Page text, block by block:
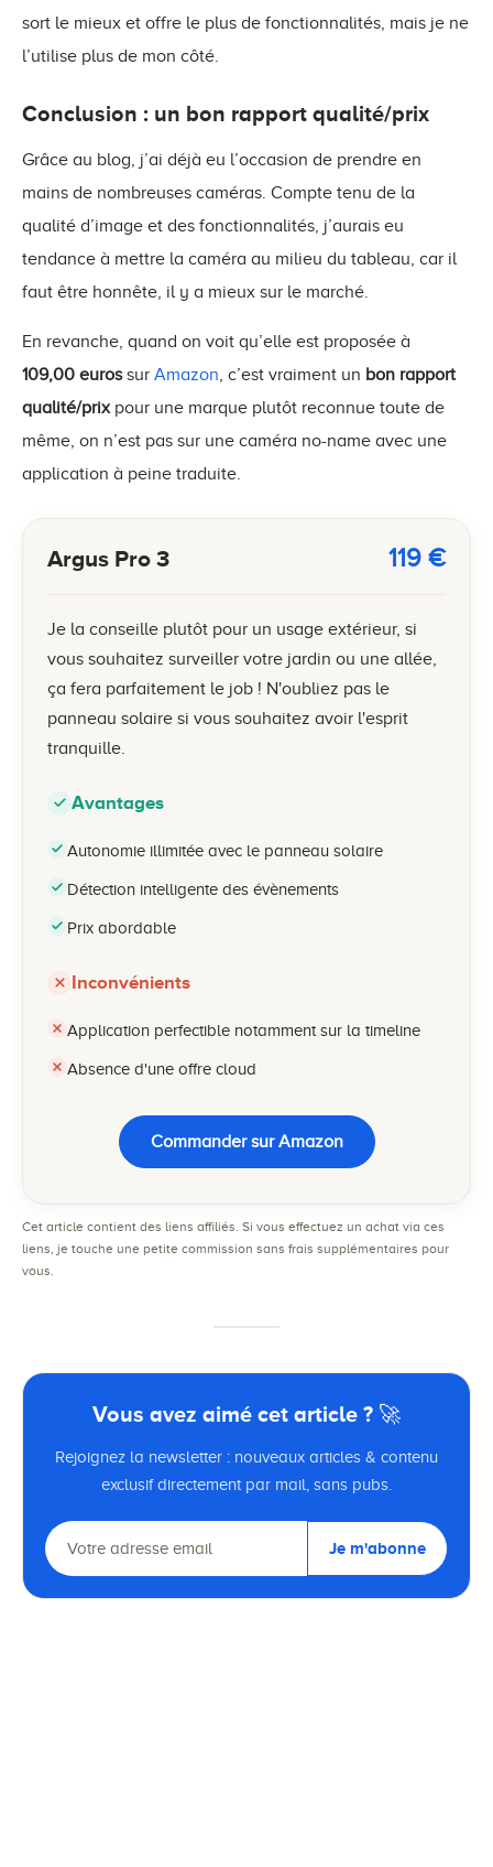
sort le mieux et offre le plus de fonctionnalités, mais je ne
l’utilise plus de mon côté.
Conclusion : un bon rapport qualité/prix
Grâce au blog, j’ai déjà eu l’occasion de prendre en
mains de nombreuses caméras. Compte tenu de la
qualité d’image et des fonctionnalités, j’aurais eu
tendance à mettre la caméra au milieu du tableau, car il
faut être honnête, il y a mieux sur le marché.
En revanche, quand on voit qu’elle est proposée à
109,00 eurossur Amazon, c’est vraiment un bon rapport
qualité/prixpour une marque plutôt reconnue toute de
même, on n’est pas sur une caméra no-name avec une
application à peine traduite.
Argus Pro 3 119 €
Je la conseille plutôt pour un usage extérieur, si
vous souhaitez surveiller votre jardin ou une allée,
ça fera parfaitement le job ! N'oubliez pas le
panneau solaire si vous souhaitez avoir l'esprit
tranquille.
Avantages
Autonomie illimitée avec le panneau solaire
Détection intelligente des évènements
Prix abordable
Inconvénients
Application perfectible notamment sur la timeline
Absence d'une offre cloud
Commander sur Amazon
Cet article contient des liens affiliés. Si vous effectuez un achat via ces
liens, je touche une petite commission sans frais supplémentaires pour
vous.
Vous avez aimé cet article ? 🚀
Rejoignez la newsletter : nouveaux articles & contenu
exclusif directement par mail, sans pubs.
Je m'abonne